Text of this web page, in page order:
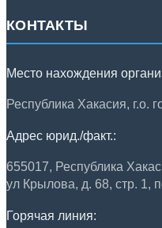
КОНТАКТЫ
Место нахождения
Республика Хакасия, г.о.
Адрес юрид./факт.:
655017, Республика
ул Крылова, д. 68, стр. 1,
Горячая линия: